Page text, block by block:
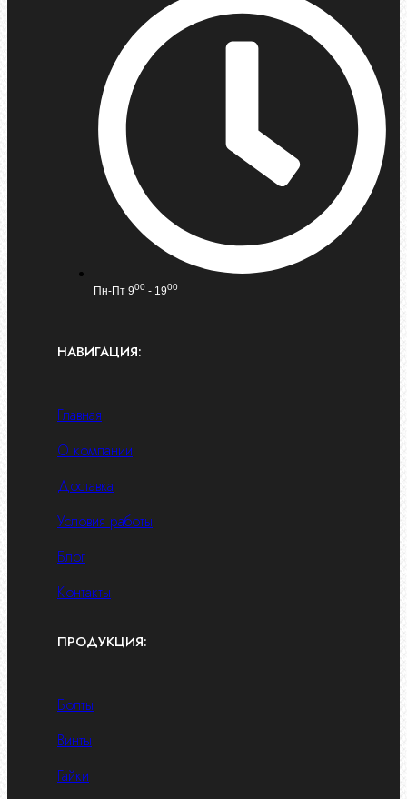
Пн-Пт 900 - 1900
НАВИГАЦИЯ:
Главная
О компании
Доставка
Условия работы
Блог
Контакты
ПРОДУКЦИЯ:
Болты
Винты
Гайки